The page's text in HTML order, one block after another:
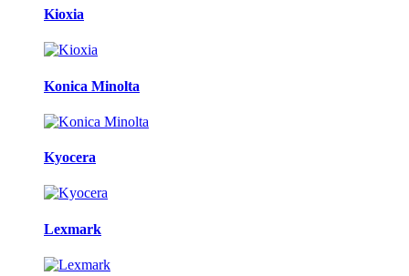
Kioxia
Konica Minolta
Kyocera
Lexmark